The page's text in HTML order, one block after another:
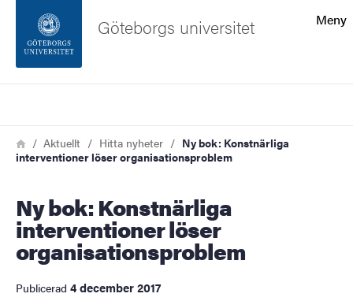
Sidfoten
Om webbplatsen
Meny
Göteborgs universitet
Länkstig
HemAktuellt Hitta nyheter
Ny bok: Konstnärliga
interventioner löser organisationsproblem
Ny bok: Konstnärliga
interventioner löser
organisationsproblem
Publicerad 4 december 2017